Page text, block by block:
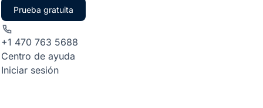
Prueba gratuita
+1 470 763 5688
Centro de ayuda
Iniciar sesión